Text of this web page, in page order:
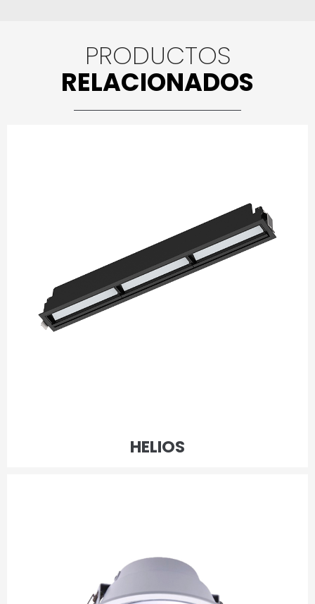
PRODUCTOS
RELACIONADOS
HELIOS